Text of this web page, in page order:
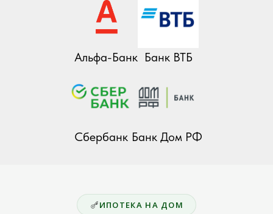
Альфа-Банк Банк ВТБ
Сбербанк Банк Дом РФ
ИПОТЕКА НА ДОМ